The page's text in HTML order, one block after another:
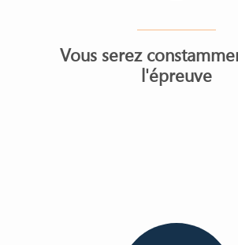
Vous serez
l'épreuve